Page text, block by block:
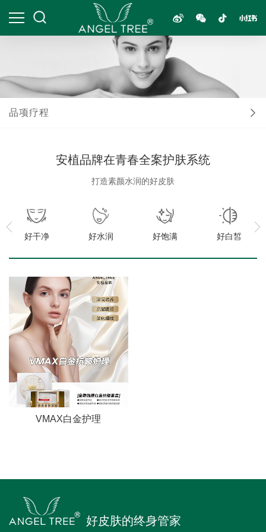
品项疗程
安植品牌在青春全案护肤系统
打造素颜水润的好皮肤
好干净 好水润 好饱满 好白皙
VMAX白金护理
好皮肤的终身管家